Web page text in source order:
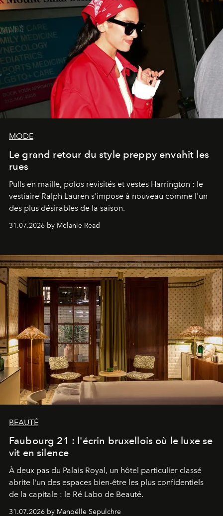
MODE
Le grand retour du style preppy envahit les
rues
Pulls en maille, polos revisités et vestes Harrington : le
vestiaire Ralph Lauren s'impose à nouveau comme l'un
des plus désirables de la saison.
31.07.2026 by Mélanie Read
BEAUTÉ
Faubourg 21 : l'écrin bruxellois où le luxe se
vit en silence
À deux pas du Palais Royal, un hôtel particulier classé
abrite l'un des espaces bien-être les plus confidentiels
de la capitale : le Ré Labo de Beauté.
31.07.2026 by Manoëlle Sepulchre